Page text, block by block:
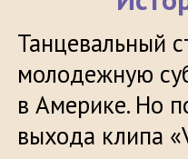
Танцевальный
молодежную
в Америке. Но
выхода клипа